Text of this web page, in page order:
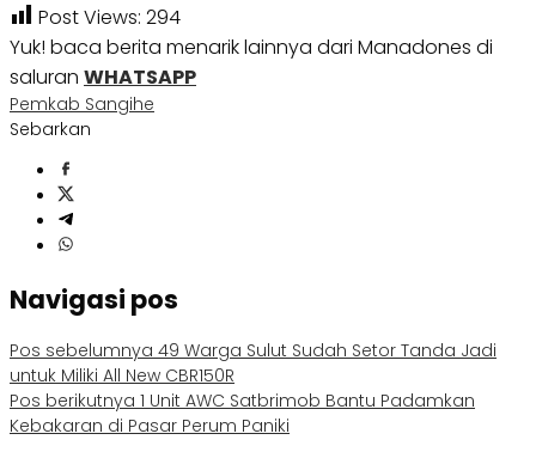
Post Views: 294
Yuk! baca berita menarik lainnya dari Manadones di
saluran WHATSAPP
Pemkab Sangihe
Sebarkan
Navigasi pos
Pos sebelumnya 49 Warga Sulut Sudah Setor Tanda Jadi
untuk Miliki All New CBR150R
Pos berikutnya 1 Unit AWC Satbrimob Bantu Padamkan
Kebakaran di Pasar Perum Paniki